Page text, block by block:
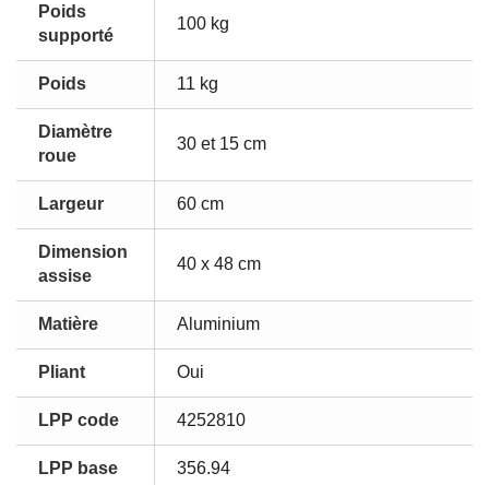
Poids
supporté
100 kg
Poids 11 kg
Diamètre
roue
30 et 15 cm
Largeur 60 cm
Dimension
assise
40 x 48 cm
Matière Aluminium
Pliant Oui
LPP code 4252810
LPP base 356.94